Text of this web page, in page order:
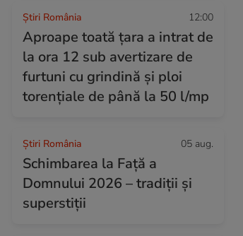
Știri România 12:00
Aproape toată țara a intrat de
la ora 12 sub avertizare de
furtuni cu grindină și ploi
torențiale de până la 50 l/mp
Știri România 05 aug.
Schimbarea la Față a
Domnului 2026 – tradiții și
superstiții